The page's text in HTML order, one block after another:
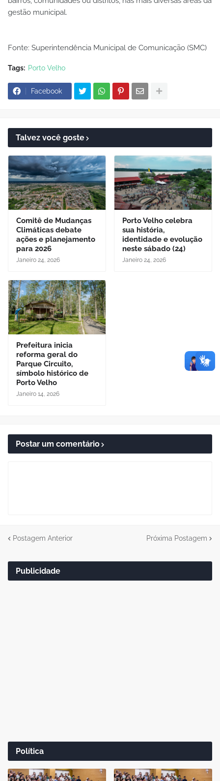
gestão municipal.
Fonte: Superintendência Municipal de Comunicação (SMC)
Tags: Porto Velho
Facebook
Talvez você goste
Comitê de Mudanças
Climáticas debate
ações e planejamento
para 2026
Janeiro 24, 2026
Porto Velho celebra
sua história,
identidade e evolução
neste sábado (24)
Janeiro 24, 2026
Prefeitura inicia
reforma geral do
Parque Circuito,
símbolo histórico de
Porto Velho
Janeiro 14, 2026
Postar um comentário
Postagem Anterior Próxima Postagem
Publicidade
Política